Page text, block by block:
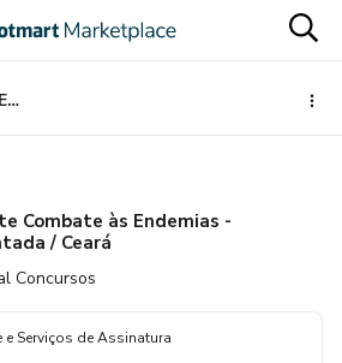
Agente Combate às Endemias - Amontada / Ceará
Combate às Endemias -
/ Ceará
Concursos
e Serviços de Assinatura